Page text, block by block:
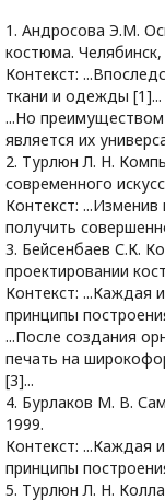
1. Андросова Э.М.
костюма. Челябинск,
Контекст:
ткани и одежды [1]...
...Но преимуществом
является их
2. Турлюн Л. Н.
современного
Контекст:
получить
3. Бейсенбаев С.К.
проектировании
Контекст: ...Каждая
принципы
...После создания
печать на
[3]...
4. Бурлаков М. В.
1999.
Контекст: ...Каждая
принципы
5. Турлюн Л. Н.